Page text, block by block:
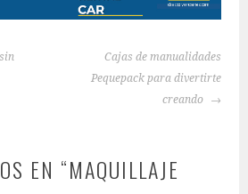
Cajas de manualidades
Pequepack para divertirte
creando
EN “MAQUILLAJE